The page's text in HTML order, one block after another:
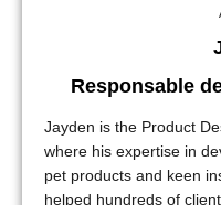
Responsable
Jayden is the Product
where his expertise in
pet products and keen
helped hundreds of